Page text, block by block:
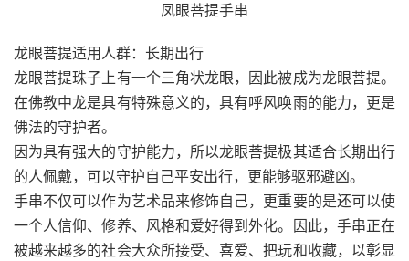
凤眼菩提手串
龙眼菩提适用人群：长期出行
龙眼菩提珠子上有一个三角状龙眼，因此被成为龙眼菩提。
在佛教中龙是具有特殊意义的，具有呼风唤雨的能力，更是
佛法的守护者。
因为具有强大的守护能力，所以龙眼菩提极其适合长期出行
的人佩戴，可以守护自己平安出行，更能够驱邪避凶。
手串不仅可以作为艺术品来修饰自己，更重要的是还可以使
一个人信仰、修养、风格和爱好得到外化。因此，手串正在
被越来越多的社会大众所接受、喜爱、把玩和收藏，以彰显